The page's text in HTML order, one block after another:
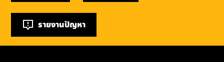
รายงานปัญหา